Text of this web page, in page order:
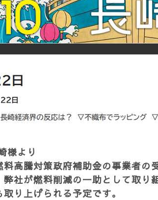
様より
高騰対策政府補助金の事業者の
社が燃料削減の一助として取り
り上げられる予定です。